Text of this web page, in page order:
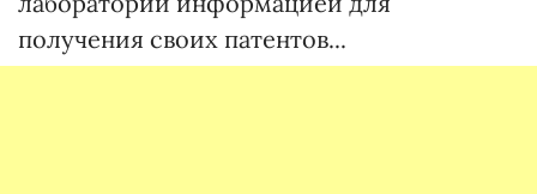
получения своих патентов...